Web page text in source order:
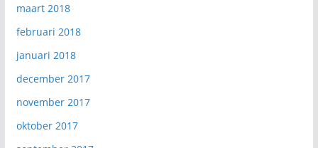
maart 2018
februari 2018
januari 2018
december 2017
november 2017
oktober 2017